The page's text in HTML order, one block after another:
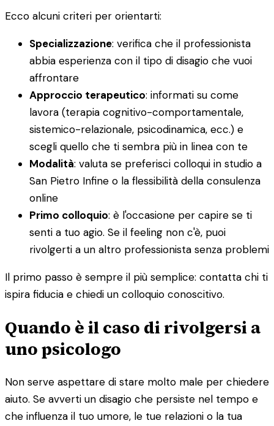
Ecco alcuni criteri per orientarti:
Specializzazione: verifica che il professionista
abbia esperienza con il tipo di disagio che vuoi
affrontare
Approccio terapeutico: informati su come
lavora (terapia cognitivo-comportamentale,
sistemico-relazionale, psicodinamica, ecc.) e
scegli quello che ti sembra più in linea con te
Modalità: valuta se preferisci colloqui in studio a
San Pietro Infine o la flessibilità della consulenza
online
Primo colloquio: è l'occasione per capire se ti
senti a tuo agio. Se il feeling non c'è, puoi
rivolgerti a un altro professionista senza problemi
Il primo passo è sempre il più semplice: contatta chi ti
ispira fiducia e chiedi un colloquio conoscitivo.
Quando è il caso di rivolgersi a
uno psicologo
Non serve aspettare di stare molto male per chiedere
aiuto. Se avverti un disagio che persiste nel tempo e
che influenza il tuo umore, le tue relazioni o la tua